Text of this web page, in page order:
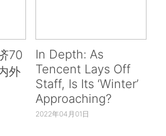
70
外
In Depth: As
Tencent Lays Off
Staff, Is Its ‘Winter’
Approaching?
2022年04月01日